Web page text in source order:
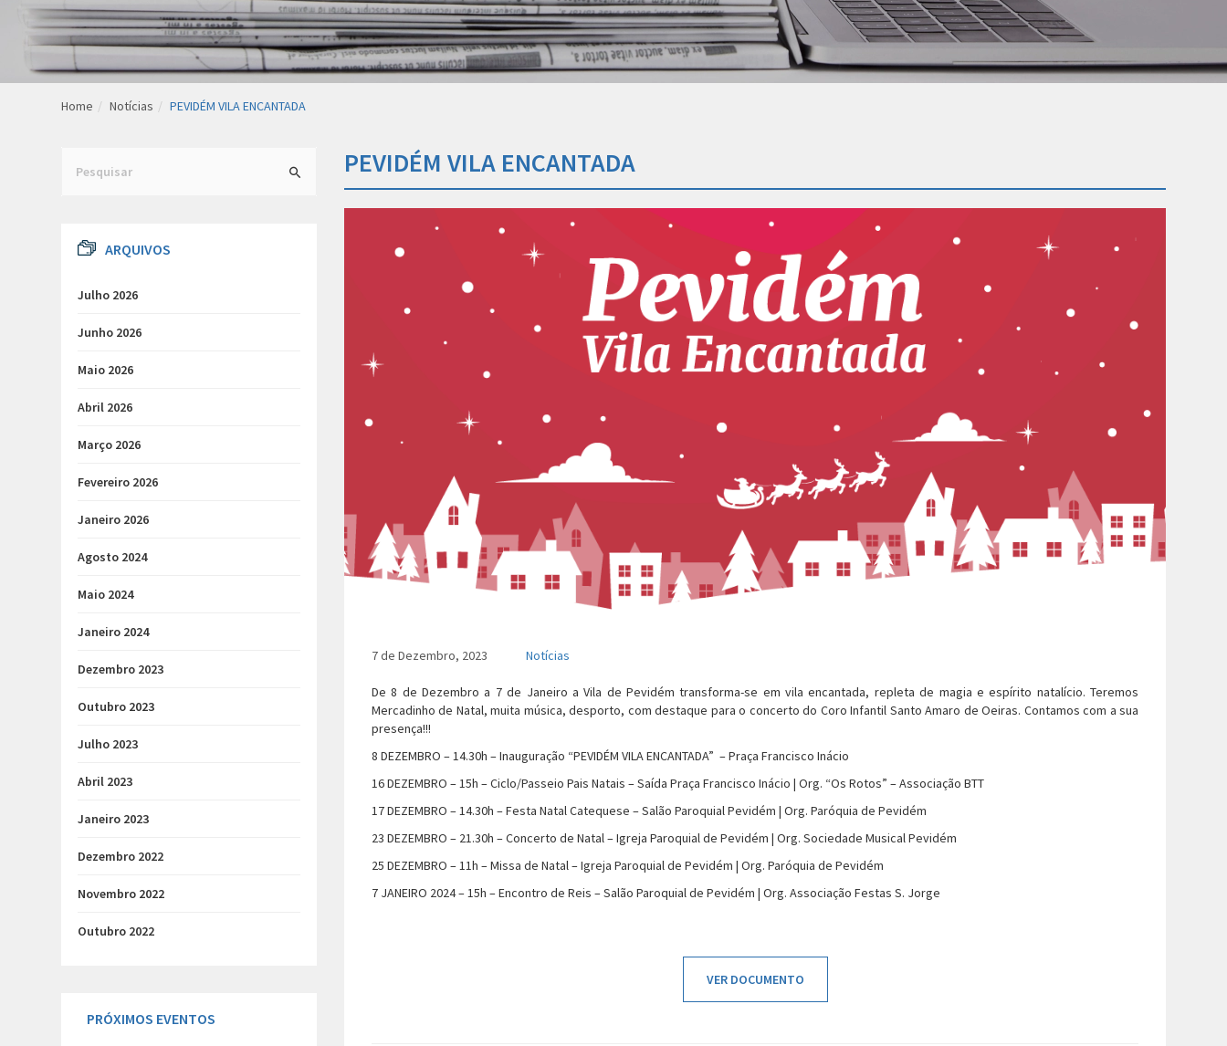
Home Notícias PEVIDÉM VILA ENCANTADA
PEVIDÉM VILA ENCANTADA
7 de Dezembro, 2023 Notícias
De 8 de Dezembro a 7 de Janeiro a Vila de Pevidém transforma-se em vila encantada, repleta de magia e espírito natalício. Teremos
Mercadinho de Natal, muita música, desporto, com destaque para o concerto do Coro Infantil Santo Amaro de Oeiras. Contamos com a sua
presença!!!
8 DEZEMBRO – 14.30h – Inauguração “PEVIDÉM VILA ENCANTADA” – Praça Francisco Inácio
16 DEZEMBRO – 15h – Ciclo/Passeio Pais Natais – Saída Praça Francisco Inácio | Org. “Os Rotos” – Associação BTT
17 DEZEMBRO – 14.30h – Festa Natal Catequese – Salão Paroquial Pevidém | Org. Paróquia de Pevidém
23 DEZEMBRO – 21.30h – Concerto de Natal – Igreja Paroquial de Pevidém | Org. Sociedade Musical Pevidém
25 DEZEMBRO – 11h – Missa de Natal – Igreja Paroquial de Pevidém | Org. Paróquia de Pevidém
7 JANEIRO 2024 – 15h – Encontro de Reis – Salão Paroquial de Pevidém | Org. Associação Festas S. Jorge
VER DOCUMENTO
for:
ARQUIVOS
Julho 2026
Junho 2026
Maio 2026
Abril 2026
Março 2026
Fevereiro 2026
Janeiro 2026
Agosto 2024
Maio 2024
Janeiro 2024
Dezembro 2023
Outubro 2023
Julho 2023
Abril 2023
Janeiro 2023
Dezembro 2022
Novembro 2022
Outubro 2022
PRÓXIMOS EVENTOS